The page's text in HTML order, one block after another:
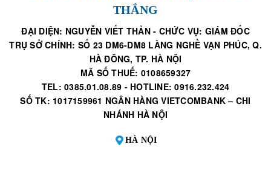
THẮNG
ĐẠI DIỆN: NGUYỄN VIẾT THẢN - CHỨC VỤ: GIÁM ĐỐC
TRỤ SỞ CHÍNH: SỐ 23 DM6-DM8 LÀNG NGHỀ VẠN PHÚC, Q.
HÀ ĐÔNG, TP. HÀ NỘI
MÃ SỐ THUẾ: 0108659327
TEL: 0385.01.08.89 - HOTLINE: 0916.232.424
SỐ TK: 1017159961 NGÂN HÀNG VIETCOMBANK – CHI
NHÁNH HÀ NỘI
HÀ NỘI